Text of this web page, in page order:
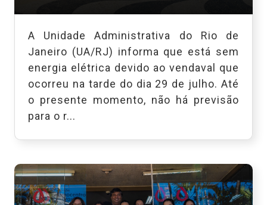
A Unidade Administrativa do Rio de
Janeiro (UA/RJ) informa que está sem
energia elétrica devido ao vendaval que
ocorreu na tarde do dia 29 de julho. Até
o presente momento, não há previsão
para o r...